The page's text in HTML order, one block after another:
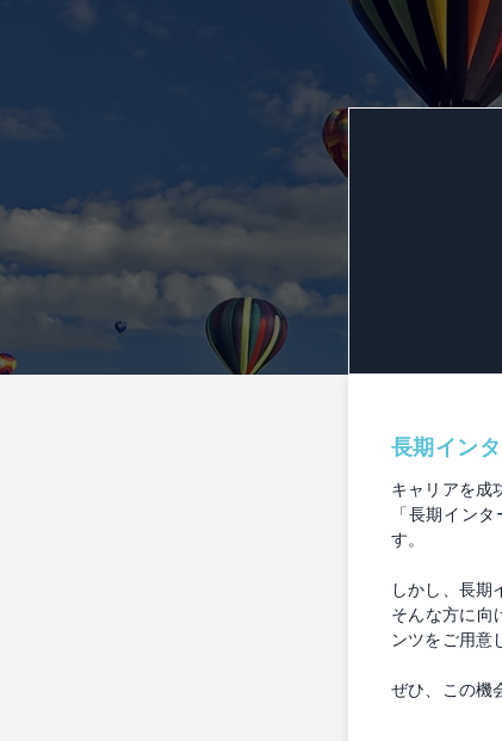
長期イン
キャリアを成
「長期イン
す。
しかし、長期
そんな方に向
ンツをご用意
ぜひ、この機